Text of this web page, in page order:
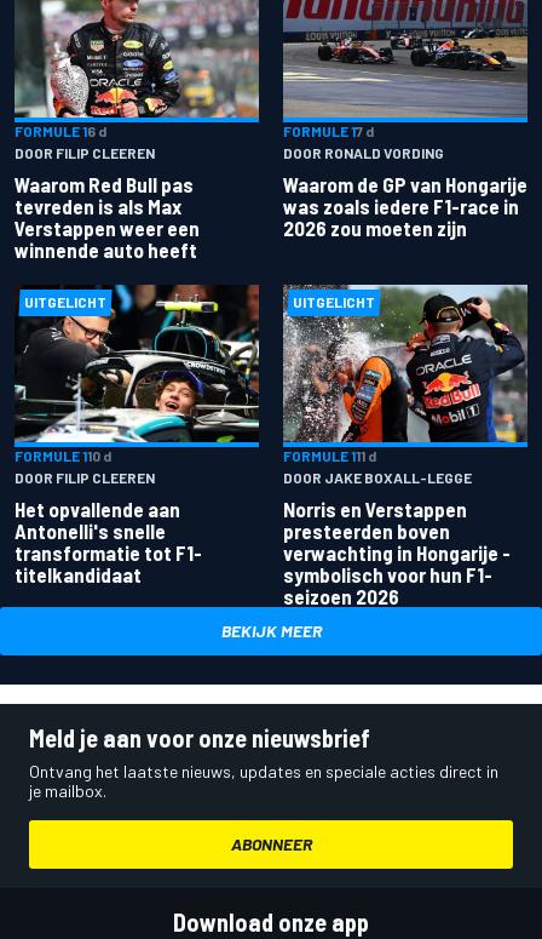
FORMULE 16 d
DOOR FILIP CLEEREN
Waarom Red Bull pas
tevreden is als Max
Verstappen weer een
winnende auto heeft
FORMULE 17 d
DOOR RONALD VORDING
Waarom de GP van Hongarije
was zoals iedere F1-race in
2026 zou moeten zijn
UITGELICHT
FORMULE 110 d
DOOR FILIP CLEEREN
Het opvallende aan
Antonelli's snelle
transformatie tot F1-
titelkandidaat
UITGELICHT
FORMULE 111 d
DOOR JAKE BOXALL-LEGGE
Norris en Verstappen
presteerden boven
verwachting in Hongarije -
symbolisch voor hun F1-
seizoen 2026
BEKIJK MEER
Meld je aan voor onze nieuwsbrief
Ontvang het laatste nieuws, updates en speciale acties direct in
je mailbox.
ABONNEER
Download onze app